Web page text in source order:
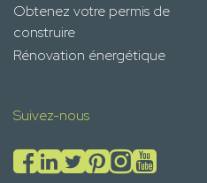
Obtenez votre permis de
construire
Rénovation énergétique
Suivez-nous